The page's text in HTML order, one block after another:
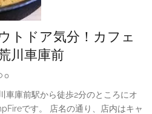
トドア気分！カフェ
川車庫前
0
車庫前駅から徒歩2分のところにオ
です。 店名の通り、店内はキャ